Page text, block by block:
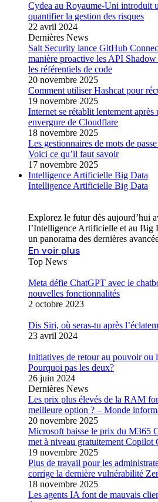
Cydea au Royaume-Uni introduit
quantifier la gestion des risques
22 avril 2024
Dernières News
Salt Security lance GitHub
manière proactive les API
les référentiels de code
20 novembre 2025
Comment utiliser Hashcat pour
19 novembre 2025
Internet se rétablit lentement après
envergure de Cloudflare
18 novembre 2025
Les gestionnaires de mots de
Voici ce qu’il faut savoir
17 novembre 2025
Intelligence Artificielle Big Data
Intelligence Artificielle Big Data
Explorez le futur dès aujourd’hui
l’Intelligence Artificielle et au Big
un panorama des dernières
En voir plus
Top News
Meta défie ChatGPT avec le
nouvelles fonctionnalités
2 octobre 2023
Dis Siri, où seras-tu après
23 avril 2024
Initiatives de retour au pouvoir ou
Pourquoi pas les deux?
26 juin 2024
Dernières News
Les prix plus élevés de la RAM
meilleure option ? – Monde
20 novembre 2025
Microsoft baisse le prix du M365
met à niveau gratuitement Copilot
19 novembre 2025
Plus de travail pour les
corrige la dernière vulnérabilité
18 novembre 2025
Les agents IA font de mauvais